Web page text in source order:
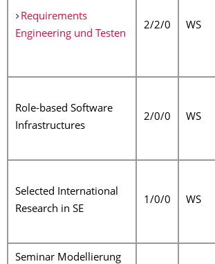
Requirements
Engineering und Testen
2/2/0 WS
Role-based Software
Infrastructures
2/0/0 WS
Selected International
Research in SE
1/0/0 WS
Seminar Modellierung